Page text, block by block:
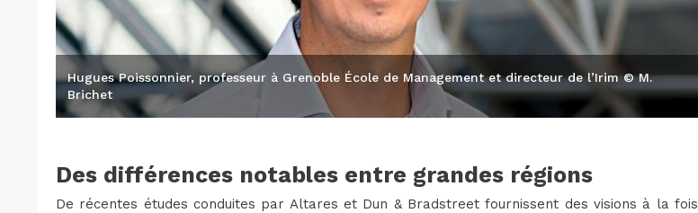
Hugues Poissonnier, professeur à Grenoble École de Management et directeur de l’Irim © M.
Brichet
Des différences notables entre grandes régions
De récentes études conduites par Altares et Dun & Bradstreet fournissent des visions à la fois